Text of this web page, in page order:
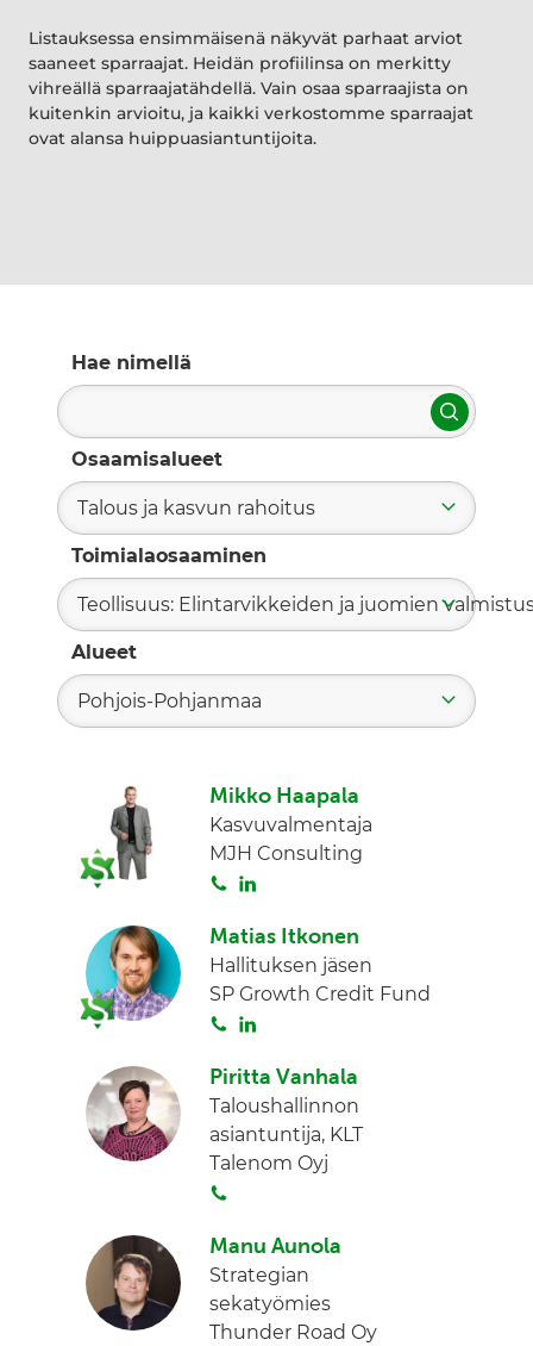
Listauksessa ensimmäisenä näkyvät parhaat arviot
saaneet sparraajat. Heidän profiilinsa on merkitty
vihreällä sparraajatähdellä. Vain osaa sparraajista on
kuitenkin arvioitu, ja kaikki verkostomme sparraajat
ovat alansa huippuasiantuntijoita.
Hae nimellä
Hae
Osaamisalueet
Talous ja kasvun rahoitus
Toimialaosaaminen
Teollisuus: Elintarvikkeiden ja juomien
Alueet
Pohjois-Pohjanmaa
Mikko Haapala
Kasvuvalmentaja
MJH Consulting
S
i
t
a
n
k
e
n
Matias Itkonen
Hallituksen jäsen
SP Growth Credit Fund
S
i
t
a
n
k
e
d
Piritta Vanhala
Taloushallinnon
asiantuntija, KLT
Talenom Oyj
i
t
a
Manu Aunola
Strategian
sekatyömies
Thunder Road Oy